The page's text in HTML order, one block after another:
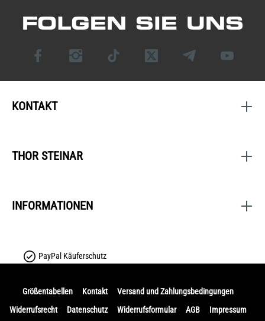
FOLGEN SIE UNS
KONTAKT
THOR STEINAR
INFORMATIONEN
PayPal Käuferschutz
Größentabellen Kontakt
Versand und Zahlungsbedingungen
Widerrufsrecht
Datenschutz Widerrufsformular AGB Impressum